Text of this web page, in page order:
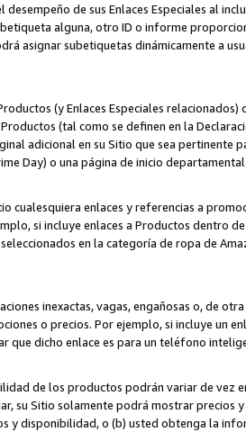
de sus Enlaces Especiales al
alguna, otro ID o informe
asignar subetiquetas dinámicamente a
(y Enlaces Especiales
(tal como se definen en la
adicional en su Sitio que sea pertinente
Day) o una página de inicio
cualesquiera enlaces y referencias a
si incluye enlaces a Productos dentro
en la categoría de ropa de
inexactas, vagas, engañosas o, de
o precios. Por ejemplo, si incluye un
que dicho enlace es para un teléfono
de los productos podrán variar de vez
su Sitio solamente podrá mostrar
y disponibilidad, o (b) usted obtenga la